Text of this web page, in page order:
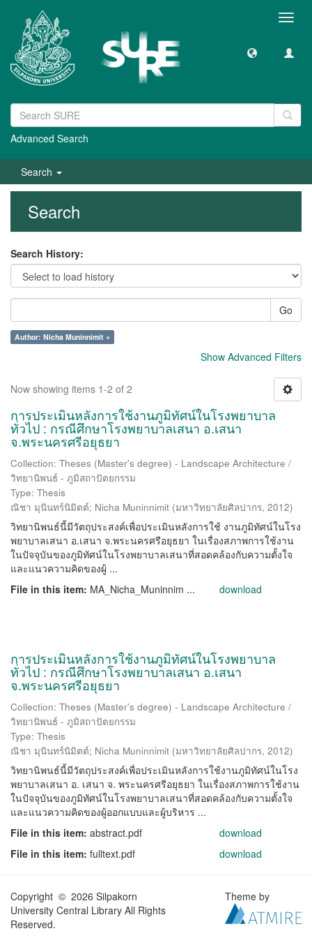
Advanced Search
Search
Search
Search History:
Go
Author: Nicha Muninnimit ×
Show Advanced Filters
Now showing items 1-2 of 2
การประเมินหลังการใช้งานภูมิทัศน์ในโรงพยาบาล
ทั่วไป : กรณีศึกษาโรงพยาบาลเสนา อ.เสนา
จ.พระนครศรีอยุธยา
Collection: Theses (Master's degree) - Landscape Architecture /
วิทยานิพนธ์ - ภูมิสถาปัตยกรรม
Type: Thesis
ณิชา มุนินทร์นิมิตต์; Nicha Muninnimit (มหาวิทยาลัยศิลปากร, 2012)
วิทยานิพนธ์นี้มีวัตถุประสงค์เพื่อประเมินหลังการใช้ งานภูมิทัศน์ในโรง
พยาบาลเสนา อ.เสนา จ.พระนครศรีอยุธยา ในเรื่องสภาพการใช้งาน
ในปัจจุบันของภูมิทัศน์ในโรงพยาบาลเสนาที่สอดคล้องกับความตั้งใจ
และแนวความคิดของผู้ ...
File in this item: MA_Nicha_Muninnim ... download
การประเมินหลังการใช้งานภูมิทัศน์ในโรงพยาบาล
ทั่วไป : กรณีศึกษาโรงพยาบาลเสนา อ.เสนา
จ.พระนครศรีอยุธยา
Collection: Theses (Master's degree) - Landscape Architecture /
วิทยานิพนธ์ - ภูมิสถาปัตยกรรม
Type: Thesis
ณิชา มุนินทร์นิมิตต์; Nicha Muninnimit (มหาวิทยาลัยศิลปากร, 2012)
วิทยานิพนธ์นี้มีวัตถุประสงค์เพื่อประเมินหลังการใช้งานภูมิทัศน์ในโรง
พยาบาลเสนา อ. เสนา จ. พระนครศรีอยุธยา ในเรื่องสภาพการใช้งาน
ในปัจจุบันของภูมิทัศน์ในโรงพยาบาลเสนาที่สอดคล้องกับความตั้งใจ
และแนวความคิดของผู้ออกแบบและผู้บริหาร ...
File in this item: abstract.pdf
download
File in this item: fulltext.pdf download
Copyright © 2026 Silpakorn
University Central Library All Rights
Reserved.
Theme by